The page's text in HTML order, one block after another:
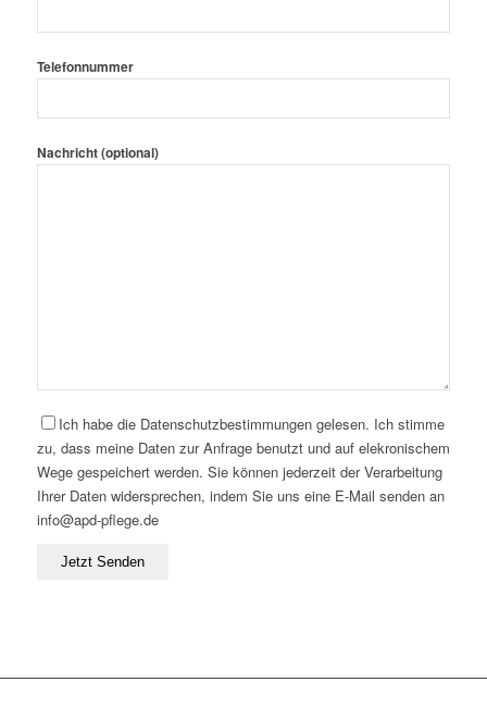
Telefonnummer
Nachricht (optional)
Ich habe die Datenschutzbestimmungen gelesen. Ich stimme
zu, dass meine Daten zur Anfrage benutzt und auf elekronischem
Wege gespeichert werden. Sie können jederzeit der Verarbeitung
Ihrer Daten widersprechen, indem Sie uns eine E-Mail senden an
info@apd-pflege.de